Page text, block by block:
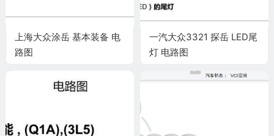
上海大众涂岳 基本装备 电
路图
一汽大众3321 探岳 LED尾
灯 电路图